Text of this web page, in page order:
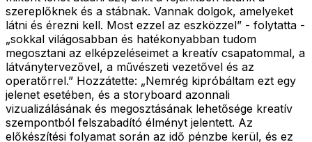
szereplőknek és a stábnak. Vannak dolgok, amelyeket
látni és érezni kell. Most ezzel az eszközzel” - folytatta -
„sokkal világosabban és hatékonyabban tudom
megosztani az elképzeléseimet a kreatív csapatommal, a
látványtervezővel, a művészeti vezetővel és az
operatőrrel.” Hozzátette: „Nemrég kipróbáltam ezt egy
jelenet esetében, és a storyboard azonnali
vizualizálásának és megosztásának lehetősége kreatív
szempontból felszabadító élményt jelentett. Az
előkészítési folyamat során az idő pénzbe kerül, és ez